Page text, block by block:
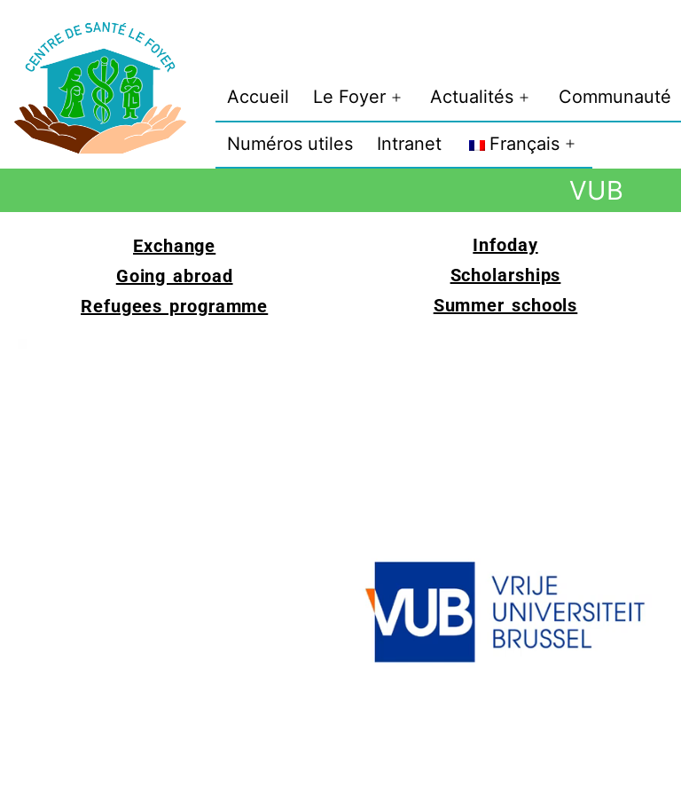
Accueil Le Foyer Actualités Communauté
Numéros utiles Intranet Français
VUB
Exchange
Going abroad
Refugees programme
Infoday
Scholarships
Summer schools